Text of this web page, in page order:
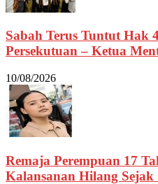
Sabah Terus Tuntut Hak
Persekutuan – Ketua
10/08/2026
Remaja Perempuan 17
Kalansanan Hilang Sejak